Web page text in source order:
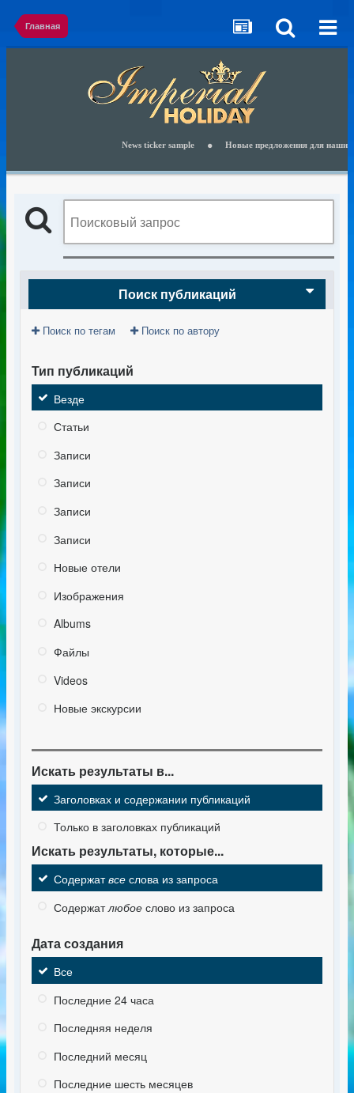
Главная
News ticker sample Новые предложения для наших
Поиск публикаций
Поиск по тегам Поиск по автору
Тип публикаций
Везде
Статьи
Записи
Записи
Записи
Записи
Новые отели
Изображения
Albums
Файлы
Videos
Новые экскурсии
Искать результаты в...
Заголовках и содержании публикаций
Только в заголовках публикаций
Искать результаты, которые...
Содержатвсе слова из запроса
Содержатлюбое слово из запроса
Дата создания
Все
Последние 24 часа
Последняя неделя
Последний месяц
Последние шесть месяцев